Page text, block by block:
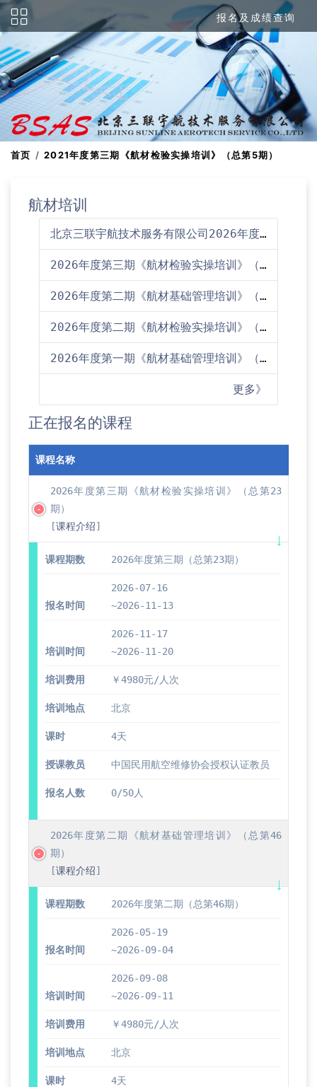
报名及成绩查询
首页 2021年度第三期《航材检验实操培训》（总第5期）
航材培训
北京三联宇航技术服务有限公司2026年度培训计划
2026年度第三期《航材检验实操培训》（总第23期）培训通知
2026年度第二期《航材基础管理培训》（总第46期）培训通知
2026年度第二期《航材检验实操培训》（总第22期）培训通知
2026年度第一期《航材基础管理培训》（总第45期）培训通知
更多》
正在报名的课程
课程名称
2026年度第三期《航材检验实操培训》（总第23
期）
[课程介绍]
课程期数 2026年度第三期（总第23期）
报名时间
2026-07-16
~2026-11-13
培训时间
2026-11-17
~2026-11-20
培训费用 ￥4980元/人次
培训地点 北京
课时 4天
授课教员 中国民用航空维修协会授权认证教员
报名人数 0/50人
2026年度第二期《航材基础管理培训》（总第46
期）
[课程介绍]
课程期数 2026年度第二期（总第46期）
报名时间
2026-05-19
~2026-09-04
培训时间
2026-09-08
~2026-09-11
培训费用 ￥4980元/人次
培训地点 北京
课时 4天